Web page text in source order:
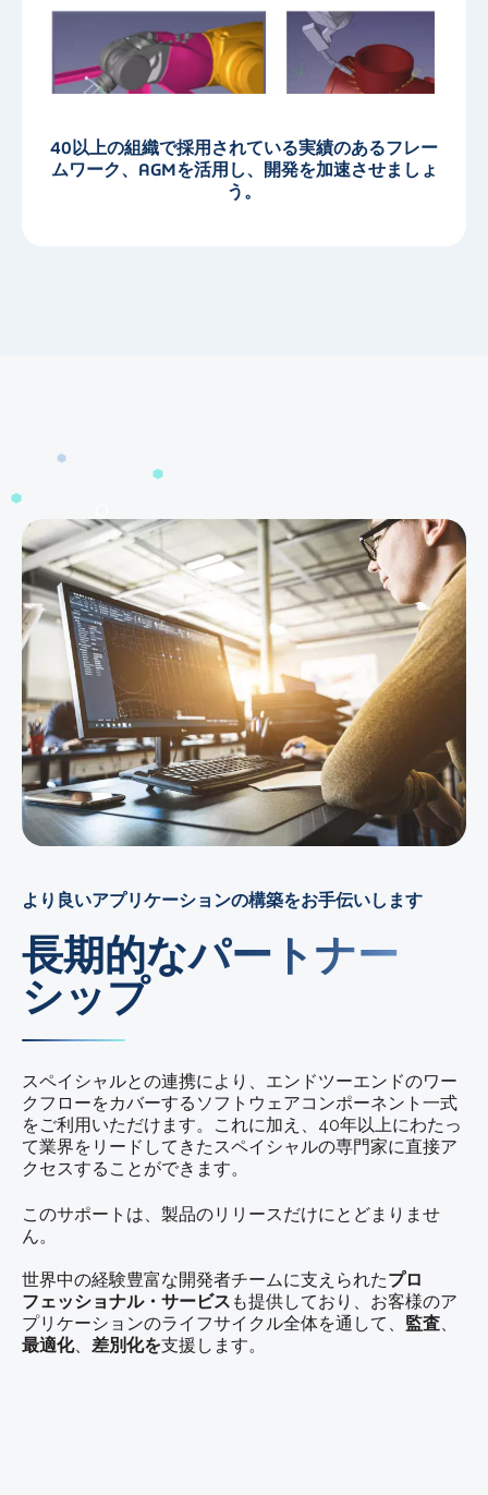
40以上の組織で採用されている実績のあるフレー
ムワーク、AGMを活用し、開発を加速させましょ
う。
より良いアプリケーションの構築をお手伝いします
長期的なパートナー
シップ
スペイシャルとの連携により、エンドツーエンドのワー
クフローをカバーするソフトウェアコンポーネント一式
をご利用いただけます。これに加え、40年以上にわたっ
て業界をリードしてきたスペイシャルの専門家に直接ア
クセスすることができます。
このサポートは、製品のリリースだけにとどまりませ
ん。
世界中の経験豊富な開発者チームに支えられたプロ
フェッショナル・サービス も提供しており、お客様のア
プリケーションのライフサイクル全体を通して、 監査、
最適化、 差別化を支援します。